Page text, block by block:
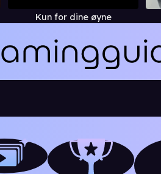
Kun for dine øyne